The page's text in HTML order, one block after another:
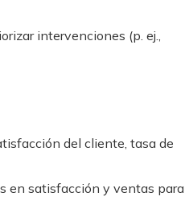
intervenciones (p. ej.,
del cliente, tasa de
en satisfacción y ventas para